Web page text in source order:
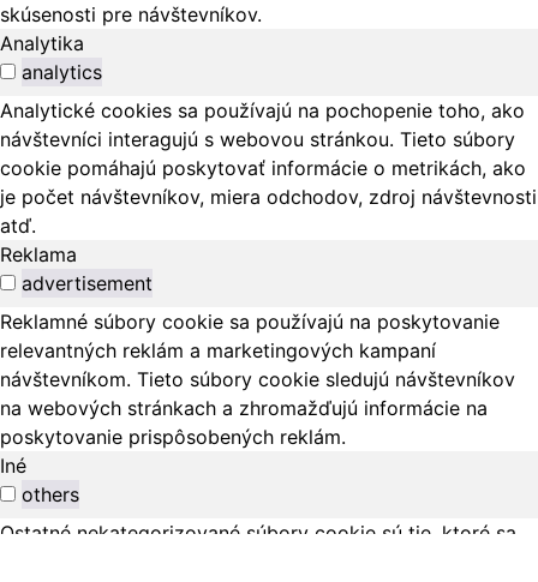
skúsenosti pre návštevníkov.
Analytika
analytics
Analytické cookies sa používajú na pochopenie toho, ako
návštevníci interagujú s webovou stránkou. Tieto súbory
cookie pomáhajú poskytovať informácie o metrikách, ako
je počet návštevníkov, miera odchodov, zdroj návštevnosti
atď.
Reklama
advertisement
Reklamné súbory cookie sa používajú na poskytovanie
relevantných reklám a marketingových kampaní
návštevníkom. Tieto súbory cookie sledujú návštevníkov
na webových stránkach a zhromažďujú informácie na
poskytovanie prispôsobených reklám.
Iné
others
Ostatné nekategorizované súbory cookie sú tie, ktoré sa